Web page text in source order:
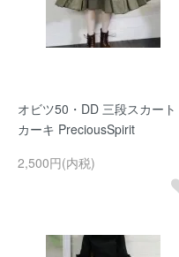
オビツ50・DD 三段スカート
カーキ PreciousSpirit
2,500円(内税)